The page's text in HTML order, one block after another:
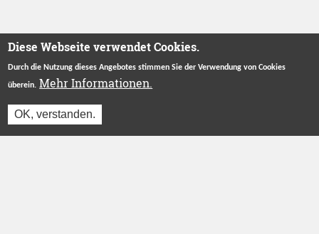
Diese Webseite verwendet Cookies.
Durch die Nutzung dieses Angebotes stimmen Sie der Verwendung von Cookies
überein. Mehr Informationen.
OK, verstanden.